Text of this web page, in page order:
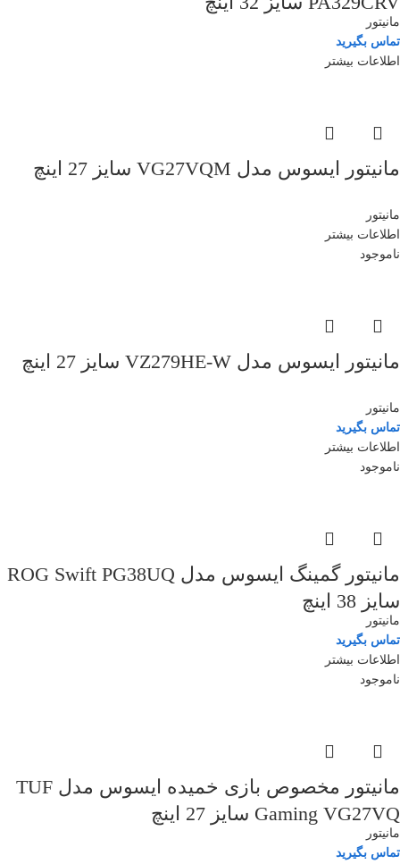
مانیتور
تماس بگیرید
اطلاعات بیشتر
مانیتور ایسوس مدل VG27VQM سایز 27 اینچ
مانیتور
اطلاعات بیشتر
ناموجود
مانیتور ایسوس مدل VZ279HE-W سایز 27 اینچ
مانیتور
تماس بگیرید
اطلاعات بیشتر
ناموجود
مانیتور گمینگ ایسوس مدل ROG Swift PG38UQ
سایز 38 اینچ
مانیتور
تماس بگیرید
اطلاعات بیشتر
ناموجود
مانیتور مخصوص بازی خمیده ایسوس مدل TUF
Gaming VG27VQ سایز 27 اینچ
مانیتور
تماس بگیرید